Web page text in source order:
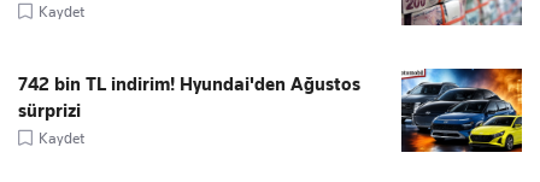
Kaydet
742 bin TL indirim! Hyundai'den Ağustos
sürprizi
Kaydet